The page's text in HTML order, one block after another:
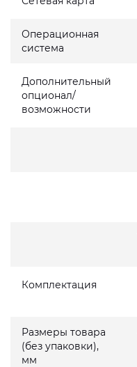
Операционная
система
Дополнительный
опционал/
возможности
Комплектация
Размеры товара
(без упаковки),
мм